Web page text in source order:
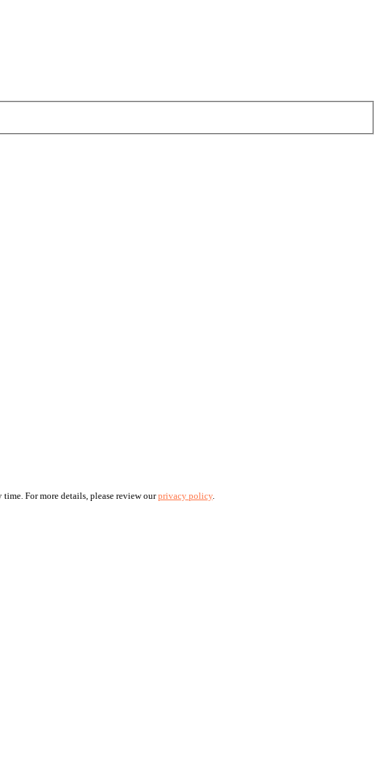
For more details, please review ourprivacy policy.